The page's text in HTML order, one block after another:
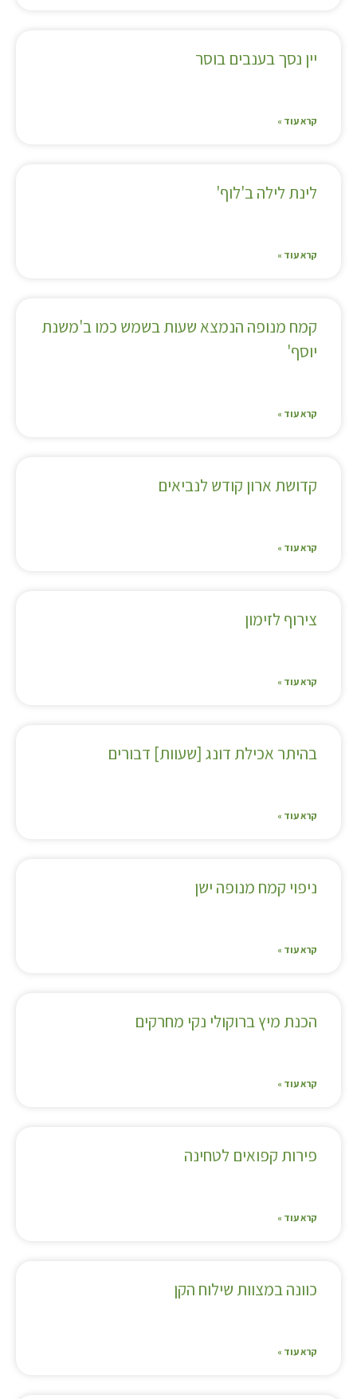
יין נסך בענבים בוסר
קרא עוד »
לינת לילה ב'לוף'
קרא עוד »
קמח מנופה הנמצא שעות בשמש כמו ב'משנת
יוסף'
קרא עוד »
קדושת ארון קודש לנביאים
קרא עוד »
צירוף לזימון
קרא עוד »
בהיתר אכילת דונג [שעוות] דבורים
קרא עוד »
ניפוי קמח מנופה ישן
קרא עוד »
הכנת מיץ ברוקולי נקי מחרקים
קרא עוד »
פירות קפואים לטחינה
קרא עוד »
כוונה במצוות שילוח הקן
קרא עוד »